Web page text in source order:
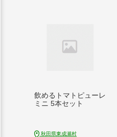
飲めるトマトピューレ
ミニ 5本セット
秋田県東成瀬村